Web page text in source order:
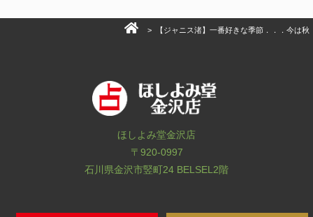
> 【ジャニス渚】一番好きな季節．．．今は秋
ほしよみ堂金沢店
〒920-0997
石川県金沢市竪町24 BELSEL2階